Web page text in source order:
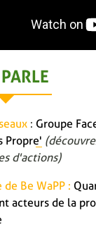
: Groupe
Propre'
d'actions)
Be WaPP :
acteurs de la